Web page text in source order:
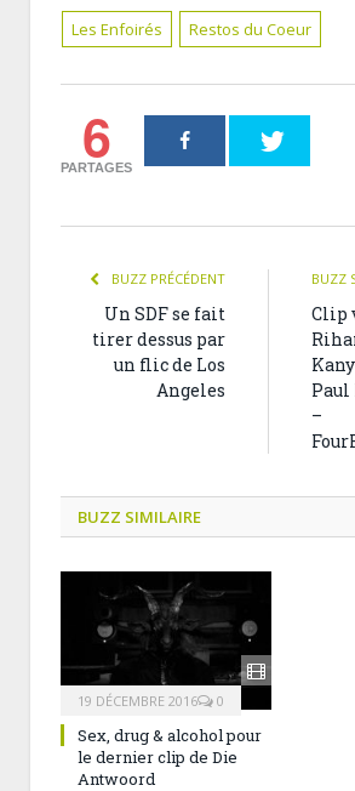
Les Enfoirés Restos du Coeur
6
PARTAGES
BUZZ PRÉCÉDENT
Un SDF se fait
tirer dessus par
un flic de Los
Angeles
BUZZ
Clip
Paul
–
BUZZ SIMILAIRE
19 DÉCEMBRE 2016 0
Sex, drug & alcohol pour
le dernier clip de Die
Antwoord